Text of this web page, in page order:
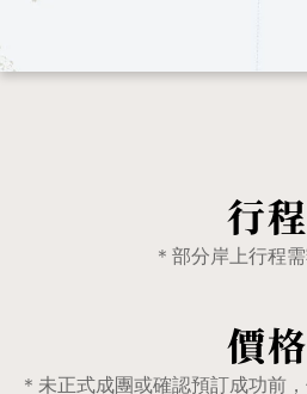
行程
＊部分岸上行程
價格
＊未正式成團或確認預訂成功前